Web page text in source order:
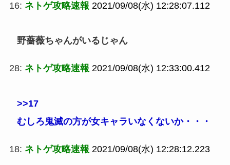
16: ネトゲ攻略速報 2021/09/08(水) 12:28:07.112
野薔薇ちゃんがいるじゃん
28: ネトゲ攻略速報 2021/09/08(水) 12:33:00.412
>>17
むしろ鬼滅の方が女キャラいなくないか・・・
18: ネトゲ攻略速報 2021/09/08(水) 12:28:12.223